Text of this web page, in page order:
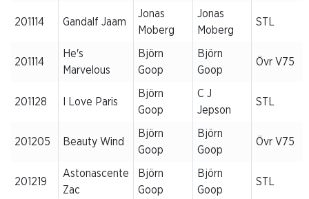
201114 Gandalf Jaam
Jonas
Moberg
Jonas
Moberg
STL
201114
He's
Marvelous
Björn
Goop
Björn
Goop
Övr V75
201128 I Love Paris
Björn
Goop
C J
Jepson
STL
201205 Beauty Wind
Björn
Goop
Björn
Goop
Övr V75
201219
Astonascente
Zac
Björn
Goop
Björn
Goop
STL